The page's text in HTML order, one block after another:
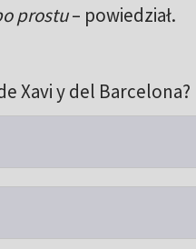
prostu– powiedział.
Xavi y del Barcelona?